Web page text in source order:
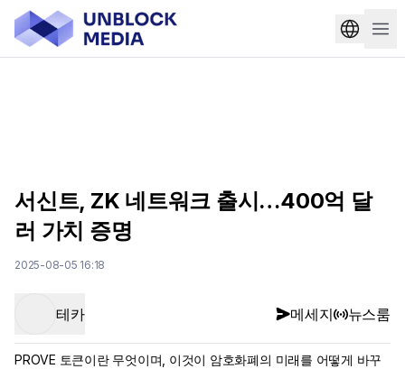
서신트, ZK 네트워크 출시…400억 달
러 가치 증명
2025-08-05 16:18
테카 메세지 뉴스룸
PROVE 토큰이란 무엇이며, 이것이 암호화폐의 미래를 어떻게 바꾸